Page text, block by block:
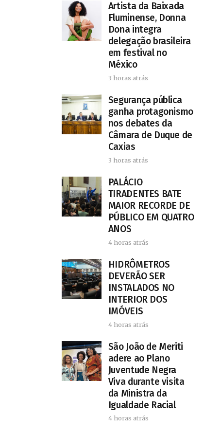
Artista da Baixada
Fluminense, Donna
Dona integra
delegação brasileira
em festival no
México
3 horas atrás
Segurança pública
ganha protagonismo
nos debates da
Câmara de Duque de
Caxias
3 horas atrás
PALÁCIO
TIRADENTES BATE
MAIOR RECORDE DE
PÚBLICO EM QUATRO
ANOS
4 horas atrás
HIDRÔMETROS
DEVERÃO SER
INSTALADOS NO
INTERIOR DOS
IMÓVEIS
4 horas atrás
São João de Meriti
adere ao Plano
Juventude Negra
Viva durante visita
da Ministra da
Igualdade Racial
4 horas atrás